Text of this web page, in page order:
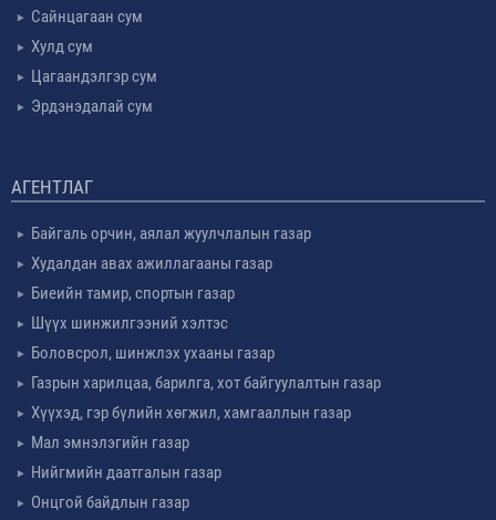
Сайнцагаан сум
Хулд сум
Цагаандэлгэр сум
Эрдэнэдалай сум
АГЕНТЛАГ
Байгаль орчин, аялал жуулчлалын газар
Худалдан авах ажиллагааны газар
Биеийн тамир, спортын газар
Шүүх шинжилгээний хэлтэс
Боловсрол, шинжлэх ухааны газар
Газрын харилцаа, барилга, хот байгуулалтын газар
Хүүхэд, гэр бүлийн хөгжил, хамгааллын газар
Мал эмнэлэгийн газар
Нийгмийн даатгалын газар
Онцгой байдлын газар